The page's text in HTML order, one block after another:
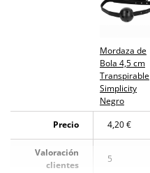
Mordaza de
Bola 4,5 cm
Transpirable
Simplicity
Negro
Precio 4,20 €
Valoración
clientes
5